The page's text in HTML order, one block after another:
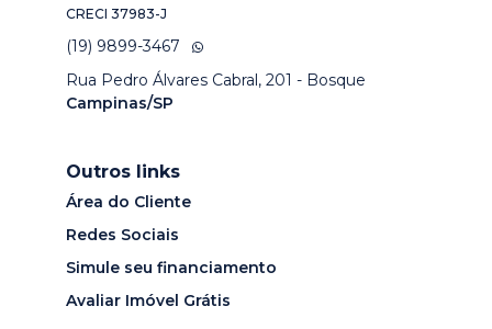
CRECI 37983-J
(19) 9899-3467
Rua Pedro Álvares Cabral, 201 - Bosque
Campinas/SP
Outros links
Área do Cliente
Redes Sociais
Simule seu financiamento
Avaliar Imóvel Grátis